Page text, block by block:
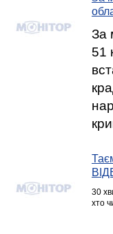
За
51
30
хто